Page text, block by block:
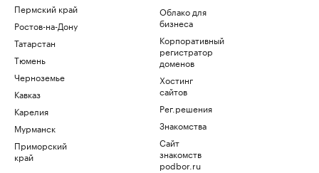
Пермский край
Ростов-на-Дону
Татарстан
Тюмень
Черноземье
Кавказ
Карелия
Мурманск
Приморский
край
Облако для
бизнеса
Корпоративный
регистратор
доменов
Хостинг
сайтов
Рег.решения
Знакомства
Сайт
знакомств
podbor.ru